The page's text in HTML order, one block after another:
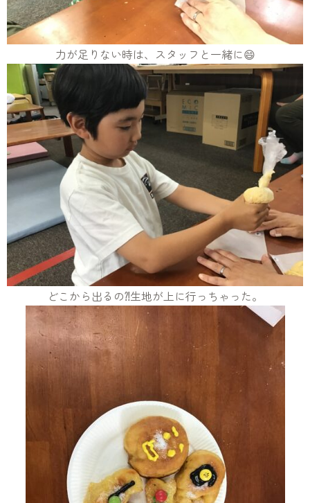
力が足りない時は、スタッフと一緒に😄
どこから出るの⁈生地が上に行っちゃった。